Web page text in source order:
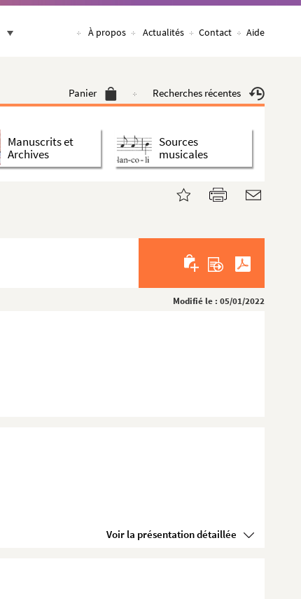
À propos Actualités Contact Aide
Panier Recherches récentes
Manuscrits et
Archives
Sources
musicales
Modifié le : 05/01/2022
Voir la présentation détaillée